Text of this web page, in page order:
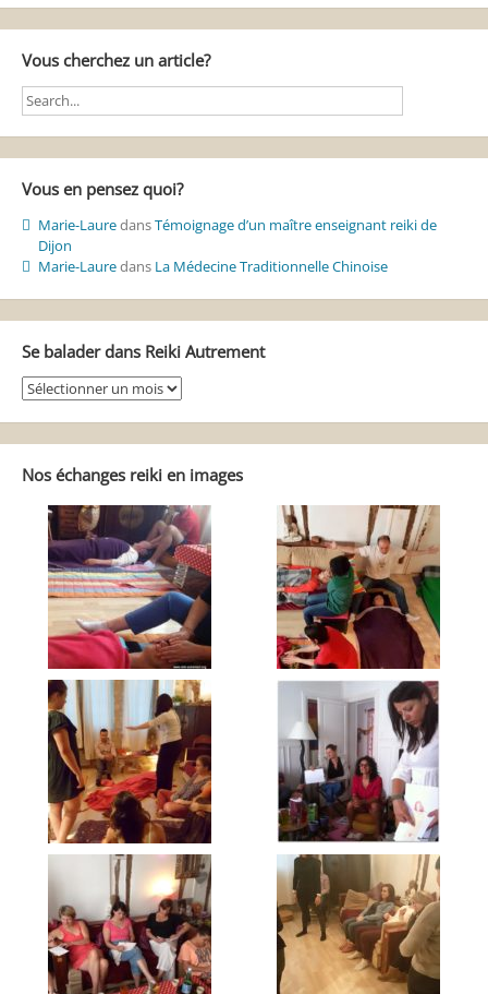
Vous cherchez un article?
Vous en pensez quoi?
Marie-LauredansTémoignage d’un maître enseignant reiki de
Dijon
Marie-Lauredans La Médecine Traditionnelle Chinoise
Se balader dans Reiki Autrement
Se
balader
dans
Reiki
Autrement
Nos échanges reiki en images